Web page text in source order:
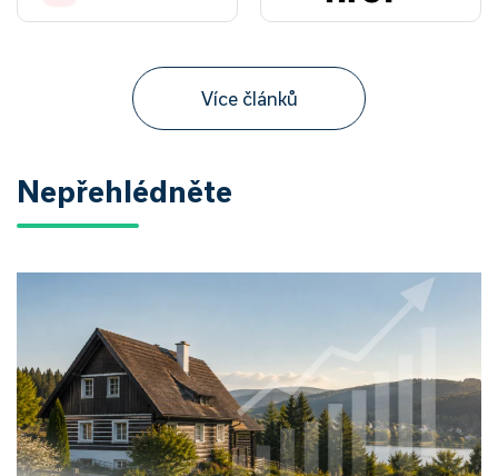
Více článků
Nepřehlédněte